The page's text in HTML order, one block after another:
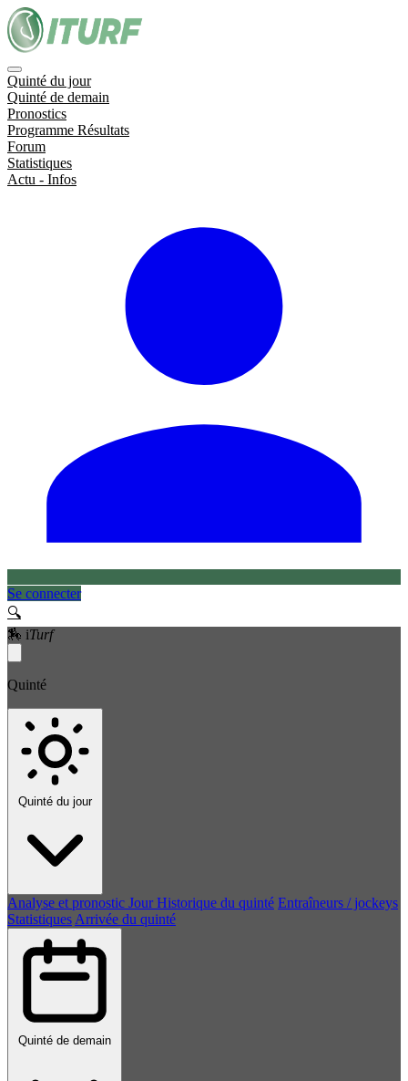
Quinté du jour
Quinté de demain
Pronostics
Programme Résultats
Forum
Statistiques
Actu - Infos
Se connecter
🔍
🏇 iTurf
Quinté
Quinté du jour
Analyse et pronostic Jour Historique du quinté Entraîneurs / jockeys
Statistiques Arrivée du quinté
Quinté de demain